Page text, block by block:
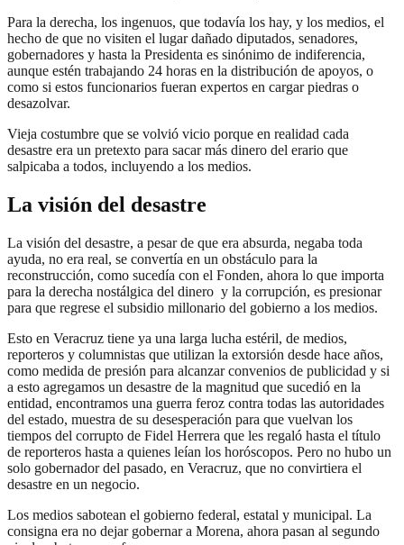
Para la derecha, los ingenuos, que todavía los hay, y los medios, el
hecho de que no visiten el lugar dañado diputados, senadores,
gobernadores y hasta la Presidenta es sinónimo de indiferencia,
aunque estén trabajando 24 horas en la distribución de apoyos, o
como si estos funcionarios fueran expertos en cargar piedras o
desazolvar.
Vieja costumbre que se volvió vicio porque en realidad cada
desastre era un pretexto para sacar más dinero del erario que
salpicaba a todos, incluyendo a los medios.
La visión del desastre
La visión del desastre, a pesar de que era absurda, negaba toda
ayuda, no era real, se convertía en un obstáculo para la
reconstrucción, como sucedía con el Fonden, ahora lo que importa
para la derecha nostálgica del dinero y la corrupción, es presionar
para que regrese el subsidio millonario del gobierno a los medios.
Esto en Veracruz tiene ya una larga lucha estéril, de medios,
reporteros y columnistas que utilizan la extorsión desde hace años,
como medida de presión para alcanzar convenios de publicidad y si
a esto agregamos un desastre de la magnitud que sucedió en la
entidad, encontramos una guerra feroz contra todas las autoridades
del estado, muestra de su desesperación para que vuelvan los
tiempos del corrupto de Fidel Herrera que les regaló hasta el título
de reporteros hasta a quienes leían los horóscopos. Pero no hubo un
solo gobernador del pasado, en Veracruz, que no convirtiera el
desastre en un negocio.
Los medios sabotean el gobierno federal, estatal y municipal. La
consigna era no dejar gobernar a Morena, ahora pasan al segundo